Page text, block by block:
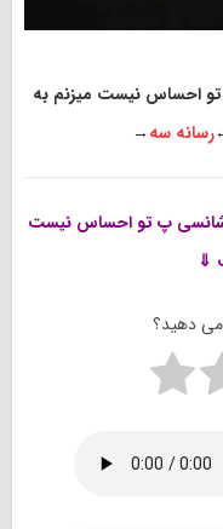
احساس نیست میزنم به
رسانه سه→
پ تو احساس نیست
⇓
دهید؟